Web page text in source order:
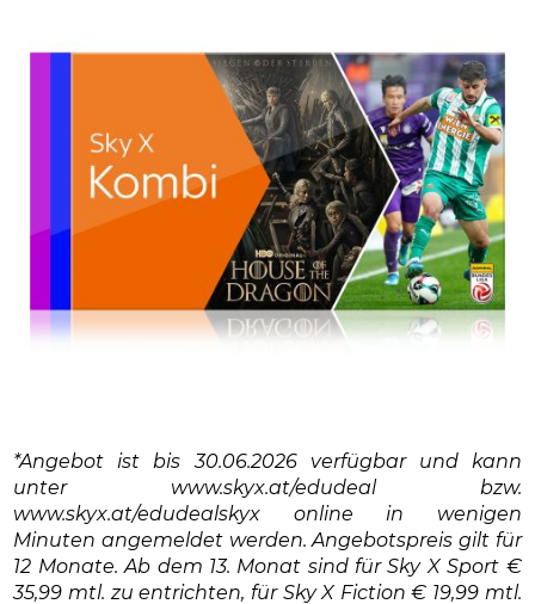
*Angebot ist bis 30.06.2026 verfügbar und kann
unter www.skyx.at/edudeal bzw.
www.skyx.at/edudealskyx online in wenigen
Minuten angemeldet werden. Angebotspreis gilt für
12 Monate. Ab dem 13. Monat sind für Sky X Sport €
35,99 mtl. zu entrichten, für Sky X Fiction € 19,99 mtl.